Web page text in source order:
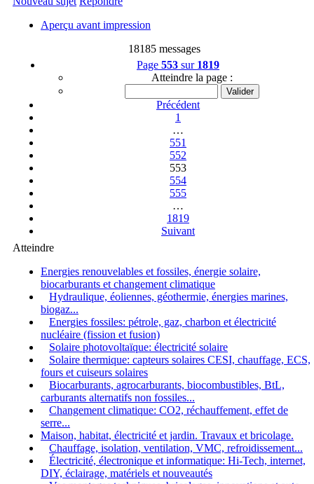
Aperçu avant impression
18185 messages
Page 553 sur 1819
Atteindre la page :
Précédent
1
…
551
552
553
554
555
…
1819
Suivant
Atteindre
Energies renouvelables et fossiles, énergie solaire,
biocarburants et changement climatique
Hydraulique, éoliennes, géothermie, énergies marines,
biogaz...
Energies fossiles: pétrole, gaz, charbon et électricité
nucléaire (fission et fusion)
Solaire photovoltaïque: électricité solaire
Solaire thermique: capteurs solaires CESI, chauffage, ECS,
fours et cuiseurs solaires
Biocarburants, agrocarburants, biocombustibles, BtL,
carburants alternatifs non fossiles...
Changement climatique: CO2, réchauffement, effet de
serre...
Maison, habitat, électricité et jardin. Travaux et bricolage.
Chauffage, isolation, ventilation, VMC, refroidissement...
Électricité, électronique et informatique: Hi-Tech, internet,
DIY, éclairage, matériels et nouveautés